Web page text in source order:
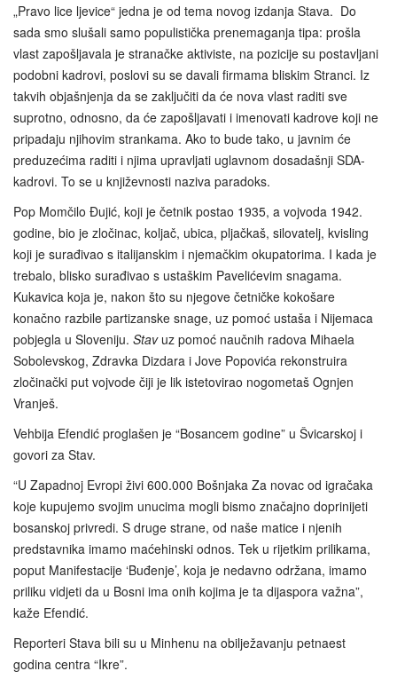
„Pravo lice ljevice“ jedna je od tema novog izdanja Stava. Do
sada smo slušali samo populistička prenemaganja tipa: prošla
vlast zapošljavala je stranačke aktiviste, na pozicije su postavljani
podobni kadrovi, poslovi su se davali firmama bliskim Stranci. Iz
takvih objašnjenja da se zaključiti da će nova vlast raditi sve
suprotno, odnosno, da će zapošljavati i imenovati kadrove koji ne
pripadaju njihovim strankama. Ako to bude tako, u javnim će
preduzećima raditi i njima upravljati uglavnom dosadašnji SDA-
kadrovi. To se u književnosti naziva paradoks.
Pop Momčilo Đujić, koji je četnik postao 1935, a vojvoda 1942.
godine, bio je zločinac, koljač, ubica, pljačkaš, silovatelj, kvisling
koji je surađivao s italijanskim i njemačkim okupatorima. I kada je
trebalo, blisko surađivao s ustaškim Pavelićevim snagama.
Kukavica koja je, nakon što su njegove četničke kokošare
konačno razbile partizanske snage, uz pomoć ustaša i Nijemaca
pobjegla u Sloveniju. Stavuz pomoć naučnih radova Mihaela
Sobolevskog, Zdravka Dizdara i Jove Popovića rekonstruira
zločinački put vojvode čiji je lik istetovirao nogometaš Ognjen
Vranješ.
Vehbija Efendić proglašen je “Bosancem godine” u Švicarskoj i
govori za Stav.
“U Zapadnoj Evropi živi 600.000 Bošnjaka Za novac od igračaka
koje kupujemo svojim unucima mogli bismo značajno doprinijeti
bosanskoj privredi. S druge strane, od naše matice i njenih
predstavnika imamo maćehinski odnos. Tek u rijetkim prilikama,
poput Manifestacije ‘Buđenje’, koja je nedavno održana, imamo
priliku vidjeti da u Bosni ima onih kojima je ta dijaspora važna”,
kaže Efendić.
Reporteri Stava bili su u Minhenu na obilježavanju petnaest
godina centra “Ikre”.